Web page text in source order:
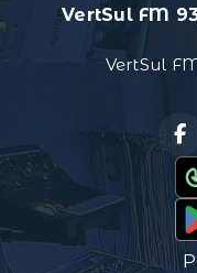
VertSul FM
VertSul